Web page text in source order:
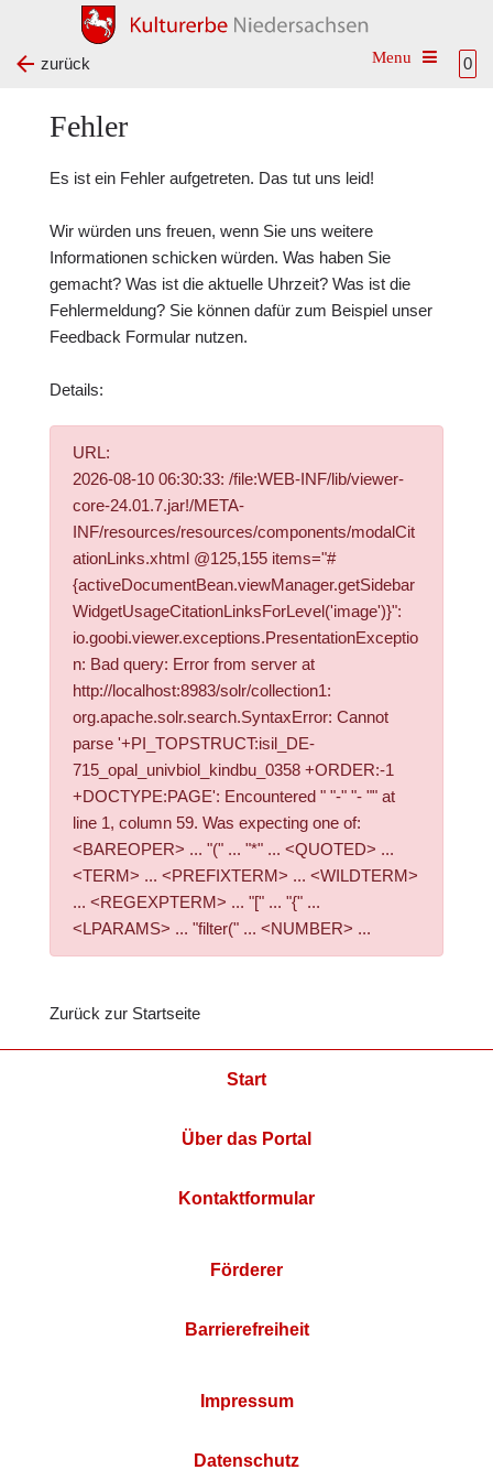
0
Toggle
zurück
Fehler
Es ist ein Fehler aufgetreten. Das tut uns leid!
Wir würden uns freuen, wenn Sie uns weitere
Informationen schicken würden. Was haben Sie
gemacht? Was ist die aktuelle Uhrzeit? Was ist die
Fehlermeldung? Sie können dafür zum Beispiel unser
Feedback Formularnutzen.
Details:
URL:
2026-08-10 06:30:33: /file:WEB-INF/lib/viewer-
core-24.01.7.jar!/META-
INF/resources/resources/components/modalCit
ationLinks.xhtml @125,155 items="#
{activeDocumentBean.viewManager.getSidebar
WidgetUsageCitationLinksForLevel('image')}":
io.goobi.viewer.exceptions.PresentationExceptio
n: Bad query: Error from server at
http://localhost:8983/solr/collection1:
org.apache.solr.search.SyntaxError: Cannot
parse '+PI_TOPSTRUCT:isil_DE-
715_opal_univbiol_kindbu_0358 +ORDER:-1
+DOCTYPE:PAGE': Encountered " "-" "- "" at
line 1, column 59. Was expecting one of:
<BAREOPER> ... "(" ... "*" ... <QUOTED> ...
<TERM> ... <PREFIXTERM> ... <WILDTERM>
... <REGEXPTERM> ... "[" ... "{" ...
<LPARAMS> ... "filter(" ... <NUMBER> ...
Zurück zur Startseite
Start
Über das Portal
Kontaktformular
Förderer
Barrierefreiheit
Impressum
Datenschutz